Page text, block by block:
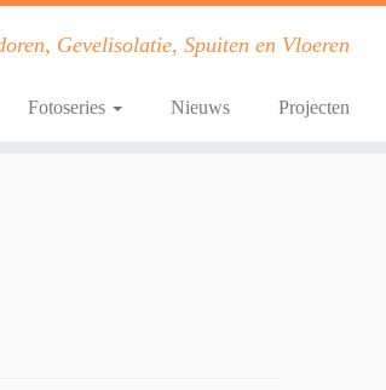
Gevelisolatie, Spuiten en Vloeren
Fotoseries Nieuws Projecten